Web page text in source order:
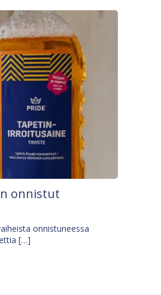
onnistut
onnistuneessa
[…]